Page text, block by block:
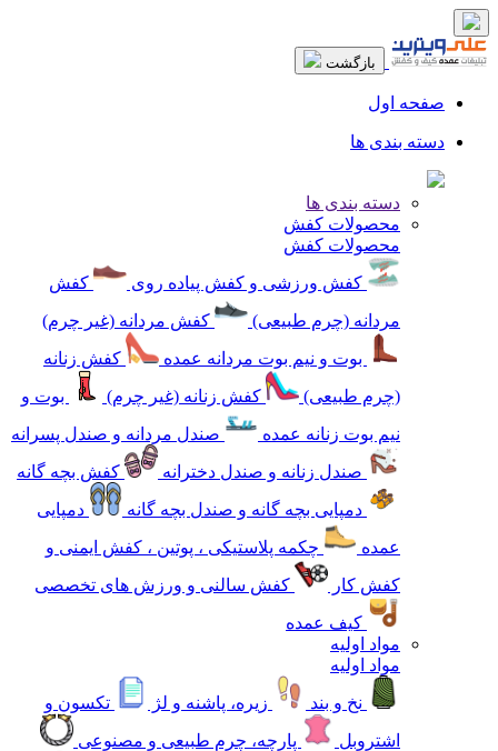
بازگشت
صفحه اول
دسته بندی ها
دسته بندی ها
محصولات کفش
محصولات کفش
کفش ورزشی و کفش پیاده روی
کفش
مردانه (چرم طبیعی)
کفش مردانه (غیر چرم)
بوت و نیم بوت مردانه عمده
کفش زنانه
(چرم طبیعی)
کفش زنانه (غیر چرم)
بوت و
نیم بوت زنانه عمده
صندل مردانه و صندل پسرانه
صندل زنانه و صندل دخترانه
کفش بچه گانه
دمپایی بچه گانه و صندل بچه گانه
دمپایی
عمده
چکمه پلاستیکی ، پوتین ، کفش ایمنی و
کفش کار
کفش سالنی و ورزش های تخصصی
کیف عمده
مواد اولیه
مواد اولیه
نخ و بند
زیره، پاشنه و لژ
تکسون و
اشتروبل
پارچه، چرم طبیعی و مصنوعی